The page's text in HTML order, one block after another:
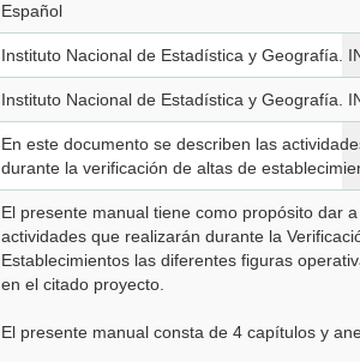
Español
Instituto Nacional de Estadística y Geografía.
Instituto Nacional de Estadística y Geografía.
En este documento se describen las
durante la verificación de altas de
El presente manual tiene como propósito dar
actividades que realizarán durante la
Establecimientos las diferentes figuras
en el citado proyecto.
El presente manual consta de 4 capítulos y